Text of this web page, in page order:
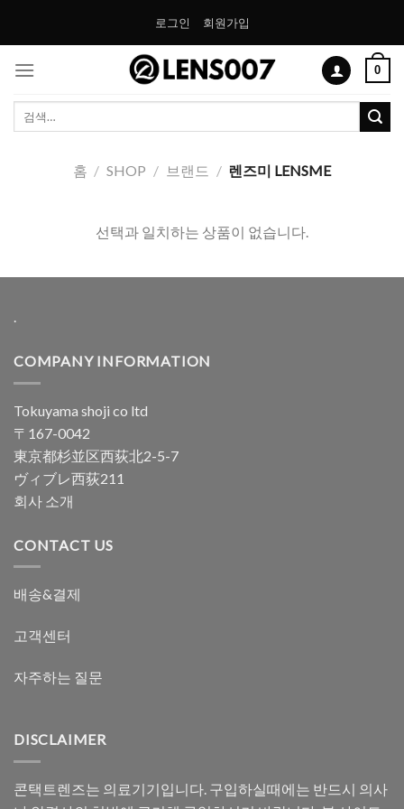
로그인 회원가입
0
색:
홈 / SHOP / 브랜드 / 렌즈미 LENSME
선택과 일치하는 상품이 없습니다.
.
COMPANY INFORMATION
Tokuyama shoji co ltd
〒167-0042
東京都杉並区西荻北2-5-7
ヴィブレ西荻211
회사 소개
CONTACT US
배송&결제
고객센터
자주하는 질문
DISCLAIMER
콘택트렌즈는 의료기기입니다. 구입하실때에는 반드시 의사